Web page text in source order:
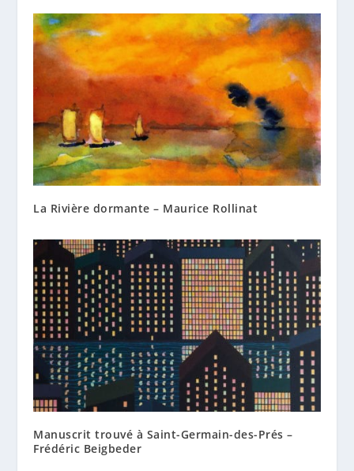
La Rivière dormante – Maurice Rollinat
Manuscrit trouvé à Saint-Germain-des-Prés –
Frédéric Beigbeder